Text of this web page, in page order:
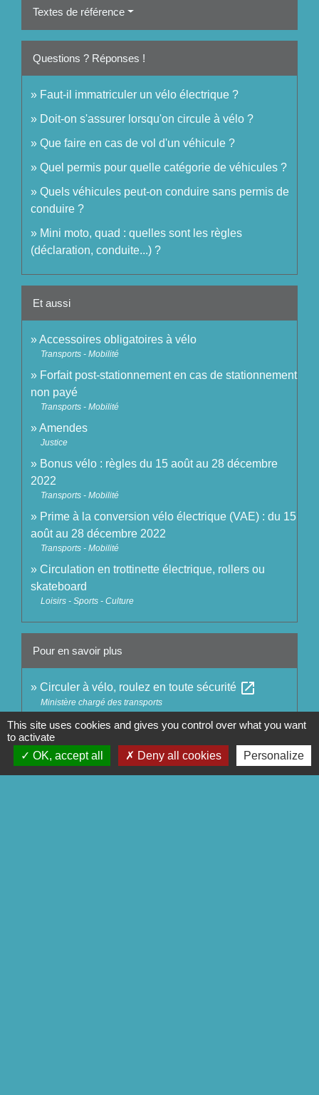
Textes de référence
Questions ? Réponses !
Faut-il immatriculer un vélo électrique ?
Doit-on s'assurer lorsqu'on circule à vélo ?
Que faire en cas de vol d'un véhicule ?
Quel permis pour quelle catégorie de véhicules ?
Quels véhicules peut-on conduire sans permis de
conduire ?
Mini moto, quad : quelles sont les règles
(déclaration, conduite...) ?
Et aussi
Accessoires obligatoires à vélo
Transports - Mobilité
Forfait post-stationnement en cas de stationnement
non payé
Transports - Mobilité
Amendes
Justice
Bonus vélo : règles du 15 août au 28 décembre
2022
Transports - Mobilité
Prime à la conversion vélo électrique (VAE) : du 15
août au 28 décembre 2022
Transports - Mobilité
Circulation en trottinette électrique, rollers ou
skateboard
Loisirs - Sports - Culture
Pour en savoir plus
Circuler à vélo, roulez en toute sécurité open_in_new
Ministère chargé des transports
Signaler une erreur sur cette page
This site uses cookies and gives you control over what you want
to activate
OK, accept all
Deny all cookies Personalize